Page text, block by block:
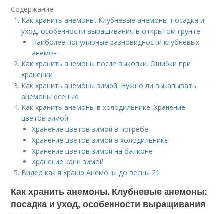
Содержание
Как хранить анемоны. Клубневые анемоны: посадка и
уход, особенности выращивания в открытом грунте
Наиболее популярные разновидности клубневых
анемон
Как хранить анемоны после выкопки. Ошибки при
хранении
Как хранить анемоны зимой. Нужно ли выкапывать
анемоны осенью
Как хранить анемоны в холодильнике. Хранение
цветов зимой
Хранение цветов зимой в погребе
Хранение цветов зимой в холодильнике
Хранение цветов зимой на балконе
Хранение канн зимой
Видео как я храню Анемоны до весны 21
Как хранить анемоны. Клубневые анемоны:
посадка и уход, особенности выращивания